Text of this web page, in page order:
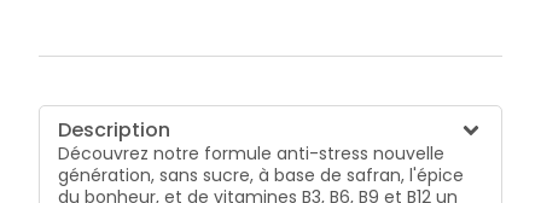
Description
Découvrez notre formule anti-stress nouvelle
génération, sans sucre, à base de safran, l'épice
du bonheur, et de vitamines B3, B6, B9 et B12 un